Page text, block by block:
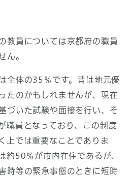
教員については京都府の職員
ん。
全体の35％です。昔は地元優
たのかもしれませんが、現在
づいた試験や面接を行い、そ
職員となっており、この制度
上では重要なことでありま
約50％が市内在住であるが、
時等の緊急事態のときに短時